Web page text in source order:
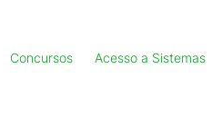
Concursos Acesso a Sistemas